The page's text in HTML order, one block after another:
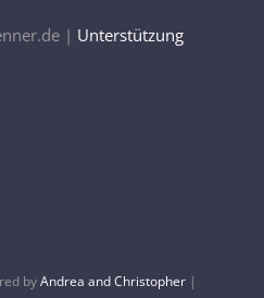
| Unterstützung
byAndrea and Christopher|